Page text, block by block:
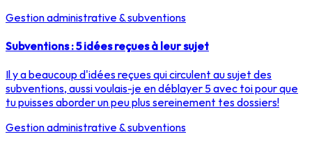
Gestion administrative & subventions
Subventions : 5 idées reçues à leur sujet
Il y a beaucoup d'idées reçues qui circulent au sujet des
subventions, aussi voulais-je en déblayer 5 avec toi pour que
tu puisses aborder un peu plus sereinement tes dossiers!
Gestion administrative & subventions